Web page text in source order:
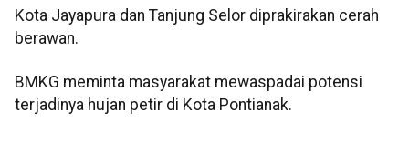
Kota Jayapura dan Tanjung Selor diprakirakan cerah
berawan.
BMKG meminta masyarakat mewaspadai potensi
terjadinya hujan petir di Kota Pontianak.